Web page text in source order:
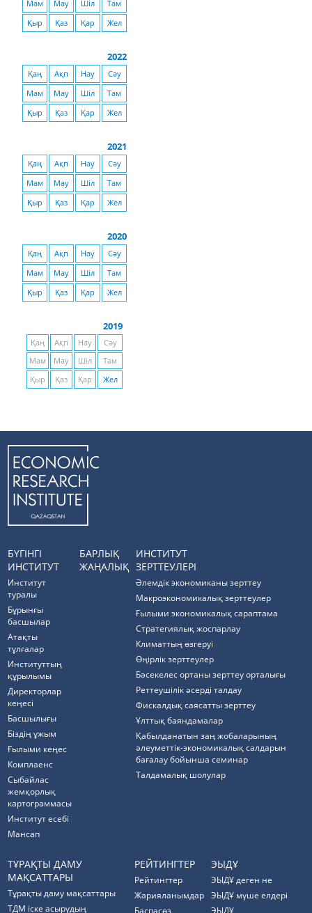
Мам
Мау Шіл
Там
Қыр
Қаз Қар Жел
2022
Қаң Ақп Нау
Сәу
Мам
Мау Шіл
Там
Қыр
Қаз Қар Жел
2021
Қаң Ақп Нау
Сәу
Мам
Мау Шіл
Там
Қыр
Қаз Қар Жел
2020
Қаң Ақп Нау
Сәу
Мам
Мау Шіл
Там
Қыр
Қаз Қар Жел
2019
Қаң Ақп Нау
Сәу
Мам
Мау Шіл
Там
Қыр
Қаз Қар Жел
БҮГІНГІ
ИНСТИТУТ
Институт
туралы
Бұрынғы
басшылар
Атақты
тұлғалар
Институттың
құрылымы
Директорлар
кеңесі
Басшылығы
Біздің ұжым
Ғылыми кеңес
Комплаенс
Cыбайлас
жемқорлық
картограммасы
Институт есебі
Мансап
БАРЛЫҚ
ЖАҢАЛЫҚ
ИНСТИТУТ
ЗЕРТТЕУЛЕРІ
Әлемдік экономиканы зерттеу
Макроэкономикалық зерттеулер
Ғылыми экономикалық сараптама
Стратегиялық жоспарлау
Климаттың өзгеруі
Өңірлік зерттеулер
Бәсекелес ортаны зерттеу орталығы
Реттеушілік әсерді талдау
Фискалдық саясатты зерттеу
Ұлттық баяндамалар
Қабылданатын заң жобаларының
әлеуметтік-экономикалық салдарын
бағалау бойынша семинар
Талдамалық шолулар
ТҰРАҚТЫ ДАМУ
МАҚСАТТАРЫ
Тұрақты даму мақсаттары
ТДМ іске асырудың
РЕЙТИНГТЕР
Рейтингтер
Жарияланымдар
Баспасөз
ЭЫДҰ
ЭЫДҰ деген не
ЭЫДҰ мүше елдері
ЭЫДҰ